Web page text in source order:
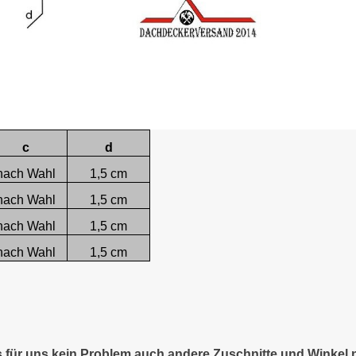
c
d
Wahl
1,5 cm
Wahl
1,5 cm
Wahl
1,5 cm
Wahl 1,5 cm